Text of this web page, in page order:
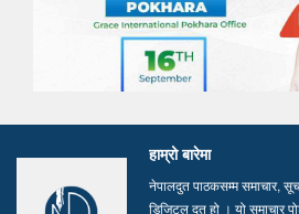
हाम्रो बारेमा
नेपालदुत पाठकसम्म समाचार,
डिजिटल दुत हो । यो समाचार